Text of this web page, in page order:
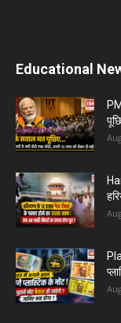
Educational